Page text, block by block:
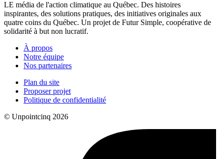
LE média de l'action climatique au Québec. Des histoires
inspirantes, des solutions pratiques, des initiatives originales aux
quatre coins du Québec. Un projet de Futur Simple, coopérative de
solidarité à but non lucratif.
À propos
Notre équipe
Nos partenaires
Plan du site
Proposer projet
Politique de confidentialité
© Unpointcinq 2026